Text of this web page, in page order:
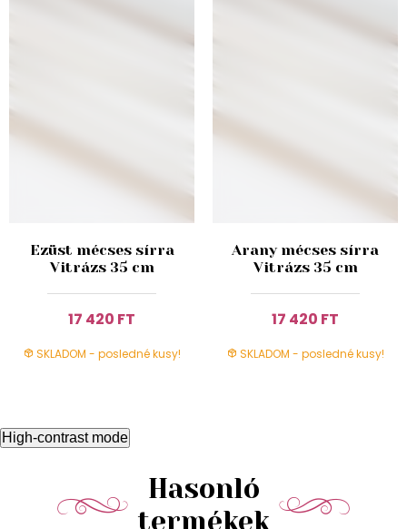
Ezüst mécses sírra
Vitrázs 35 cm
17 420 FT
SKLADOM - posledné kusy!
Arany mécses sírra
Vitrázs 35 cm
17 420 FT
SKLADOM - posledné kusy!
High-contrast mode
Hasonló
termékek